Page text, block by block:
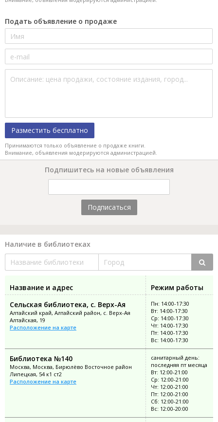
Подать объявление о продаже
Разместить бесплатно
Принимаются только объявление о продаже книги.
Внимание, объявления модерируются администрацией.
Подпишитесь на новые объявления
Подписаться
Наличие в библиотеках
Название и адрес
Режим работы
Сельская библиотека, с. Верх-Ая
Алтайский край, Алтайский район, с. Верх-Ая
Алтайская, 19
Расположение на карте
Пн: 14:00-17:30
Вт: 14:00-17:30
Ср: 14:00-17:30
Чт: 14:00-17:30
Пт: 14:00-17:30
Вс: 14:00-17:30
Библиотека №140
Москва, Москва, Бирюлёво Восточное район
Липецкая, 54 к1 ст2
Расположение на карте
санитарный день:
последняя пт месяца
Вт: 12:00-21:00
Ср: 12:00-21:00
Чт: 12:00-21:00
Пт: 12:00-21:00
Сб: 12:00-21:00
Вс: 12:00-20:00